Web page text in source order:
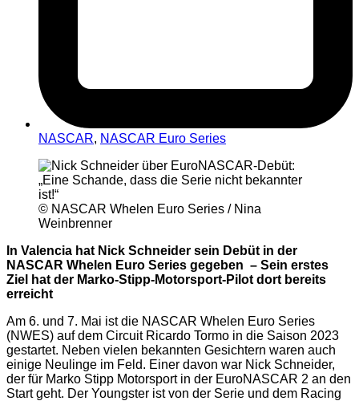
NASCAR, NASCAR Euro Series
© NASCAR Whelen Euro Series / Nina
Weinbrenner
In Valencia hat Nick Schneider sein Debüt in der
NASCAR Whelen Euro Series gegeben – Sein erstes
Ziel hat der Marko-Stipp-Motorsport-Pilot dort bereits
erreicht
Am 6. und 7. Mai ist die NASCAR Whelen Euro Series
(NWES) auf dem Circuit Ricardo Tormo in die Saison 2023
gestartet. Neben vielen bekannten Gesichtern waren auch
einige Neulinge im Feld. Einer davon war Nick Schneider,
der für Marko Stipp Motorsport in der EuroNASCAR 2 an den
Start geht. Der Youngster ist von der Serie und dem Racing